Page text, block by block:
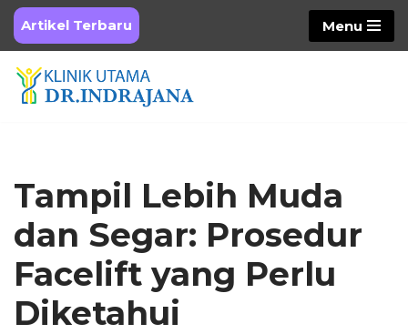
Skip
to
content
Artikel Terbaru Menu
Tampil Lebih Muda
dan Segar: Prosedur
Facelift yang Perlu
Diketahui